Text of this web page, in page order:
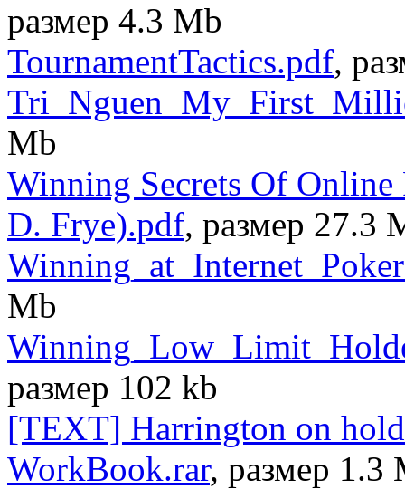
размер 4.3 Mb
TournamentTactics.pdf,
Mb
Winning Secrets Of
D. Frye).pdf, размер 27.3
Mb
размер 102 kb
[TEXT] Harrington on
WorkBook.rar, размер 1.3